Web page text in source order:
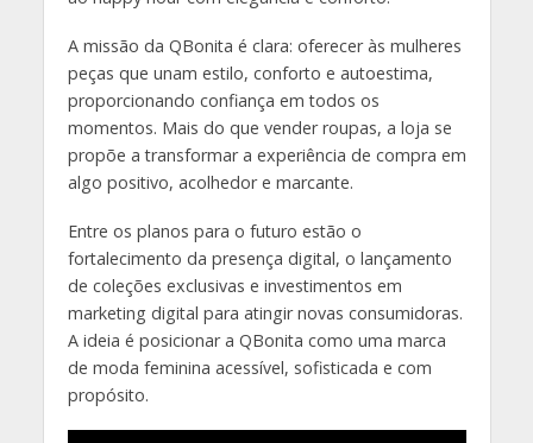
A missão da QBonita é clara: oferecer às mulheres
peças que unam estilo, conforto e autoestima,
proporcionando confiança em todos os
momentos. Mais do que vender roupas, a loja se
propõe a transformar a experiência de compra em
algo positivo, acolhedor e marcante.
Entre os planos para o futuro estão o
fortalecimento da presença digital, o lançamento
de coleções exclusivas e investimentos em
marketing digital para atingir novas consumidoras.
A ideia é posicionar a QBonita como uma marca
de moda feminina acessível, sofisticada e com
propósito.